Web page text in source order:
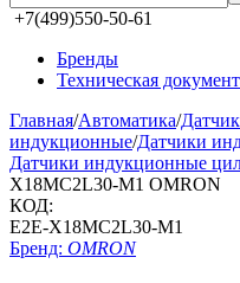
+7(499)550-50-61
Бренды
Техническая
Главная/Автоматика/
индукционные/Датчики
Датчики индукционные
X18MC2L30-M1 OMRON
КОД:
E2E-X18MC2L30-M1
Бренд: OMRON